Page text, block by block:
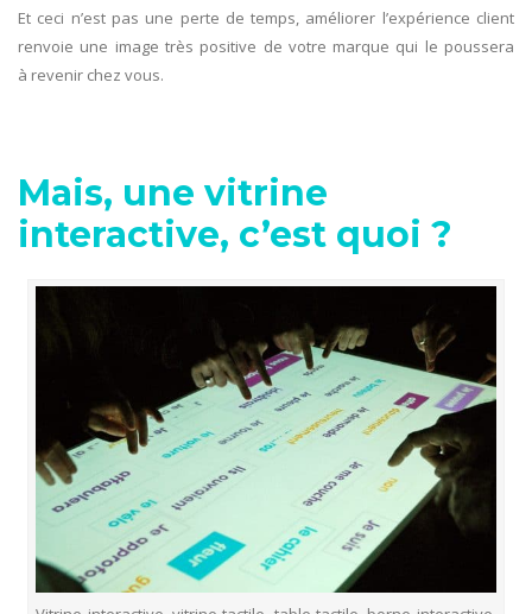
Et ceci n’est pas une perte de temps, améliorer l’expérience client
renvoie une image très positive de votre marque qui le poussera
à revenir chez vous.
Mais, une vitrine
interactive, c’est quoi ?